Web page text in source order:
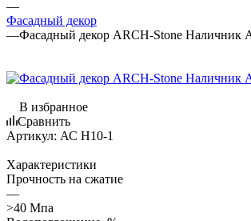
—
Фасадный декор
—Фасадный декор ARCH-Stone Наличник
В избранное
Сравнить
Артикул: АС Н10-1
Характеристики
Прочность на сжатие
—
>40 Мпа